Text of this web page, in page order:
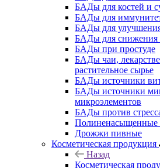
БАДы для костей и
БАДы для
БАДы для
БАДы для снижения
БАДы при простуде
БАДы чаи,
растительное сырье
БАДы источники
БАДы источники
микроэлементов
БАДы против
Полиненасыщенные
Дрожжи пивные
Косметическая продукция
Назад
Косметическая